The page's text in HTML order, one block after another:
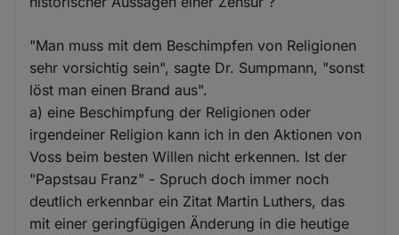
"Man muss mit dem Beschimpfen von Religionen
sehr vorsichtig sein", sagte Dr. Sumpmann, "sonst
löst man einen Brand aus".
a) eine Beschimpfung der Religionen oder
irgendeiner Religion kann ich in den Aktionen von
Voss beim besten Willen nicht erkennen. Ist der
"Papstsau Franz" - Spruch doch immer noch
deutlich erkennbar ein Zitat Martin Luthers, das
mit einer geringfügigen Änderung in die heutige